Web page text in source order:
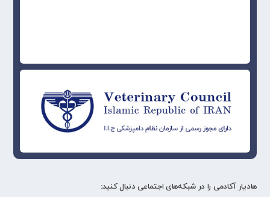
هادیار آکادمی را در شبکه‌های اجتماعی دنبال کنید: